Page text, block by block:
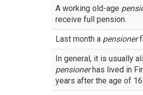
A working old-age
receive full pension.
Last month a pensioner
In general, it is usually
pensionerhas lived in
years after the age of 16.